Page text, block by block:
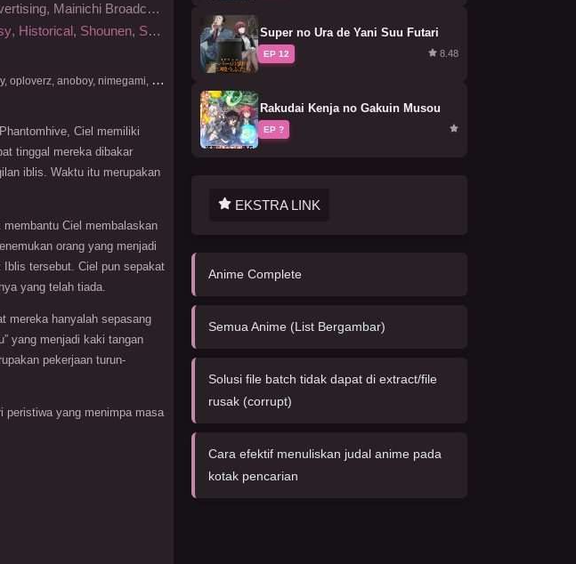
Aniplex, Square Enix, Yomiko Advertising, Mainichi Broadcasting System, Movic, Trinity Sound
, Historical, Shounen, Supernatural
D
onlod nonton streaming video, nekodesu, otakudesu, anoboy, meownime, anitoki, meguminime, melody, oploverz, anoboy, nimegami, unduh, riie net, drivenime, myanimelist, MAL, kusonime, neonime, bstation, maxnime, Netflix, animeindo, anichin, crunchyroll, neonime, samehadaku, streaming, otakupoi, awsubs, anibatch, anikyojin, nekonime, kurogaze, zippyshare, vidio google drive, Muse Indonesia, kazefuri, iQIYI, Viu, Ani-One Asia, Animenonton, Otaku desu, Mangaku, Anibatch,Vidio, Genflix, Amazon Prime Video, 3GP, Mp4, 240p, Terlengkap.
Ciel memiliki
tinggal mereka dibakar
iblis. Waktu itu merupakan
Ciel membalaskan
orang yang menjadi
tersebut. Ciel pun sepakat
yang telah tiada.
mereka hanyalah sepasang
yang menjadi kaki tangan
pekerjaan turun-
peristiwa yang menimpa masa
Super no Ura de Yani Suu Futari
EP 12 8.48
Rakudai Kenja no Gakuin Musou
EP ?
EKSTRA LINK
Anime Complete
Semua Anime (List Bergambar)
Solusi file batch tidak dapat di extract/file
rusak (corrupt)
Cara efektif menuliskan judal anime pada
kotak pencarian